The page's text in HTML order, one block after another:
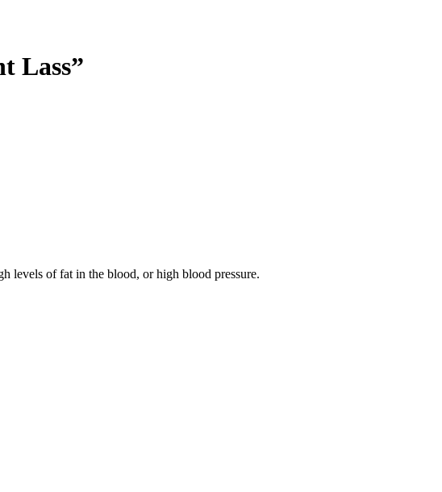
Lass”
levels of fat in the blood, or high blood pressure.